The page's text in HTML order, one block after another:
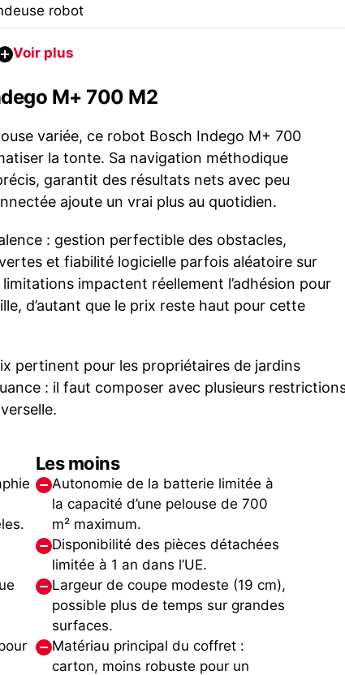
robot
M+ 700 M2
variée, ce robot Bosch Indego M+ 700
la tonte. Sa navigation méthodique
garantit des résultats nets avec peu
ajoute un vrai plus au quotidien.
: gestion perfectible des obstacles,
et fiabilité logicielle parfois aléatoire sur
impactent réellement l’adhésion pour
d’autant que le prix reste haut pour cette
pertinent pour les propriétaires de jardins
: il faut composer avec plusieurs
Les moins
Autonomie de la batterie limitée à
la capacité d’une pelouse de 700
m² maximum.
Disponibilité des pièces détachées
limitée à 1 an dans l’UE.
Largeur de coupe modeste (19 cm),
possible plus de temps sur grandes
surfaces.
Matériau principal du coffret :
carton, moins robuste pour un